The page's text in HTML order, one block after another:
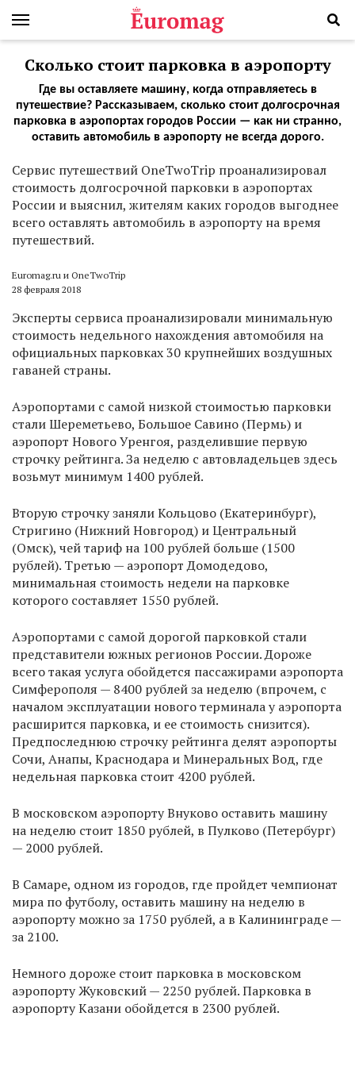
Сколько стоит парковка в аэропорту
Где вы оставляете машину, когда отправляетесь в
путешествие? Рассказываем, сколько стоит долгосрочная
парковка в аэропортах городов России — как ни странно,
оставить автомобиль в аэропорту не всегда дорого.
Сервис путешествий OneTwoTrip проанализировал
стоимость долгосрочной парковки в аэропортах
России и выяснил, жителям каких городов выгоднее
всего оставлять автомобиль в аэропорту на время
путешествий.
Euromag.ru и OneTwoTrip
28 февраля 2018
Эксперты сервиса проанализировали минимальную
стоимость недельного нахождения автомобиля на
официальных парковках 30 крупнейших воздушных
гаваней страны.
Аэропортами с самой низкой стоимостью парковки
стали Шереметьево, Большое Савино (Пермь) и
аэропорт Нового Уренгоя, разделившие первую
строчку рейтинга. За неделю с автовладельцев здесь
возьмут минимум 1400 рублей.
Вторую строчку заняли Кольцово (Екатеринбург),
Стригино (Нижний Новгород) и Центральный
(Омск), чей тариф на 100 рублей больше (1500
рублей). Третью — аэропорт Домодедово,
минимальная стоимость недели на парковке
которого составляет 1550 рублей.
Аэропортами с самой дорогой парковкой стали
представители южных регионов России. Дороже
всего такая услуга обойдется пассажирами аэропорта
Симферополя — 8400 рублей за неделю (впрочем, с
началом эксплуатации нового терминала у аэропорта
расширится парковка, и ее стоимость снизится).
Предпоследнюю строчку рейтинга делят аэропорты
Сочи, Анапы, Краснодара и Минеральных Вод, где
недельная парковка стоит 4200 рублей.
В московском аэропорту Внуково оставить машину
на неделю стоит 1850 рублей, в Пулково (Петербург)
— 2000 рублей.
В Самаре, одном из городов, где пройдет чемпионат
мира по футболу, оставить машину на неделю в
аэропорту можно за 1750 рублей, а в Калининграде —
за 2100.
Немного дороже стоит парковка в московском
аэропорту Жуковский — 2250 рублей. Парковка в
аэропорту Казани обойдется в 2300 рублей.